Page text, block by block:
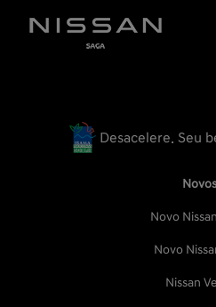
Desacelere. Seu
Novos
Novo
Novo
Nissan